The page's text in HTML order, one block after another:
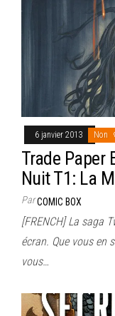
6 janvier 2013 Non
Trade Paper
Nuit T1: La
ParCOMIC BOX
[FRENCH] La saga
écran. Que vous en
vous…